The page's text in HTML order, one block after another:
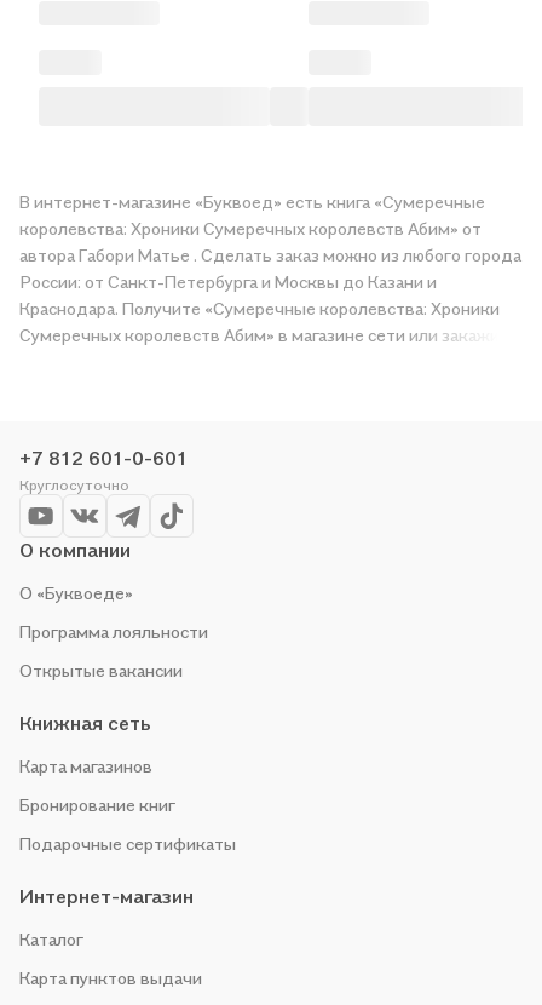
В интернет-магазине «Буквоед» есть книга «Сумеречные
королевства: Хроники Сумеречных королевств Абим» от
автора Габори Матье . Сделать заказ можно из любого города
России: от Санкт-Петербурга и Москвы до Казани и
Краснодара. Получите «Сумеречные королевства: Хроники
Сумеречных королевств Абим» в магазине сети или закажите
+7 812 601-0-601
Круглосуточно
О компании
О «Буквоеде»
Программа лояльности
Открытые вакансии
Книжная сеть
Карта магазинов
Бронирование книг
Подарочные сертификаты
Интернет-магазин
Каталог
Карта пунктов выдачи